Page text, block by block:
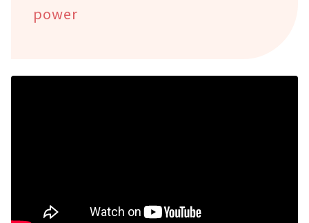
power